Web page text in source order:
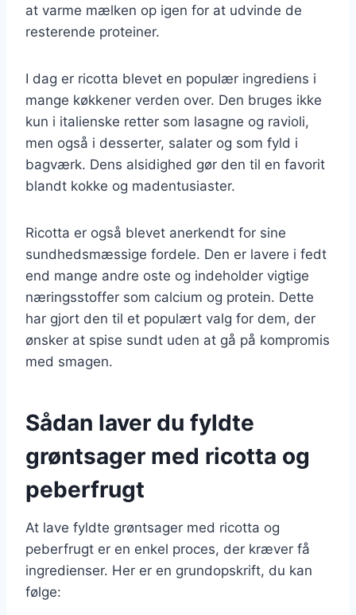
at varme mælken op igen for at udvinde de
resterende proteiner.
I dag er ricotta blevet en populær ingrediens i
mange køkkener verden over. Den bruges ikke
kun i italienske retter som lasagne og ravioli,
men også i desserter, salater og som fyld i
bagværk. Dens alsidighed gør den til en favorit
blandt kokke og madentusiaster.
Ricotta er også blevet anerkendt for sine
sundhedsmæssige fordele. Den er lavere i fedt
end mange andre oste og indeholder vigtige
næringsstoffer som calcium og protein. Dette
har gjort den til et populært valg for dem, der
ønsker at spise sundt uden at gå på kompromis
med smagen.
Sådan laver du fyldte
grøntsager med ricotta og
peberfrugt
At lave fyldte grøntsager med ricotta og
peberfrugt er en enkel proces, der kræver få
ingredienser. Her er en grundopskrift, du kan
følge: